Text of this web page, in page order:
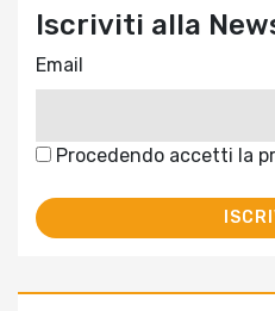
Iscriviti alla
Email
Procedendo accetti la